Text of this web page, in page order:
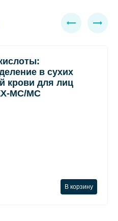
в сухих
крови для лиц
МС/МС
В корзину